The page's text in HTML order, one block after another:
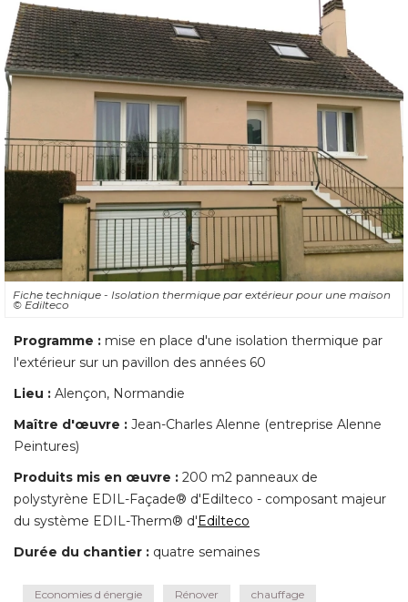
Fiche technique - Isolation thermique par extérieur pour une maison
© Edilteco
Programme : mise en place d'une isolation thermique par
l'extérieur sur un pavillon des années 60
Lieu : Alençon, Normandie
Maître d'œuvre : Jean-Charles Alenne (entreprise Alenne
Peintures)
Produits mis en œuvre : 200 m2 panneaux de
polystyrène EDIL-Façade® d'Edilteco - composant majeur
du système EDIL-Therm® d'Edilteco
Durée du chantier : quatre semaines
Economies d énergie Rénover chauffage